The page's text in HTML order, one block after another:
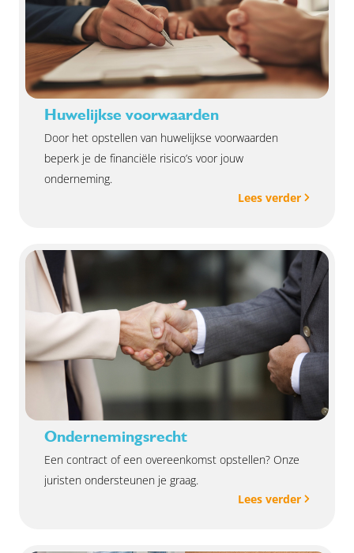
Huwelijkse voorwaarden
Door het opstellen van huwelijkse voorwaarden
beperk je de financiële risico’s voor jouw
onderneming.
Lees verder
Ondernemingsrecht
Een contract of een overeenkomst opstellen? Onze
juristen ondersteunen je graag.
Lees verder